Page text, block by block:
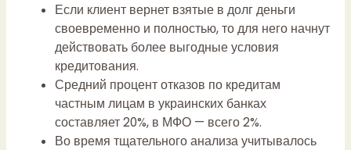
Если клиент вернет взятые в долг деньги
своевременно и полностью, то для него начнут
действовать более выгодные условия
кредитования.
Средний процент отказов по кредитам
частным лицам в украинских банках
составляет 20%, в МФО — всего 2%.
Во время тщательного анализа учитывалось